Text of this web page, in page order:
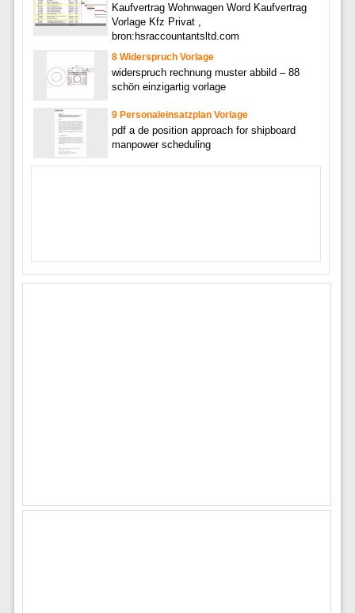
Kaufvertrag Wohnwagen Word Kaufvertrag
Vorlage Kfz Privat ,
bron:hsraccountantsltd.com
8 Widerspruch Vorlage
widerspruch rechnung muster abbild – 88
schön einzigartig vorlage
9 Personaleinsatzplan Vorlage
pdf a de position approach for shipboard
manpower scheduling